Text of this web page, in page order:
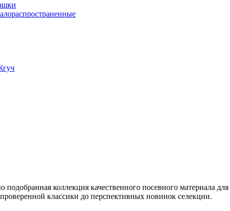
коллекция качественного посевного материала
классики до перспективных новинок селекции.